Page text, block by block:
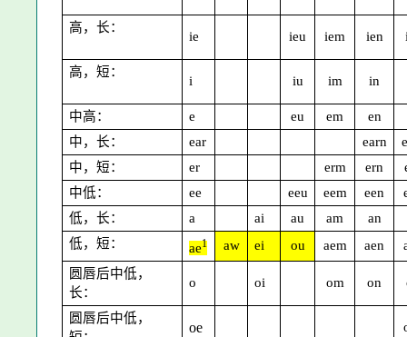
高，长：
ie ieu iem ien
高，短：
i iu im in
中高： e eu em en
中，长：
ear earn
中，短：
er erm ern
中低：
ee eeu eem een
低，长：
a ai au am an
低，短：
ae1 aw ei ou aem aen
圆唇后中低，
长：
o oi om on
圆唇后中低，
oe